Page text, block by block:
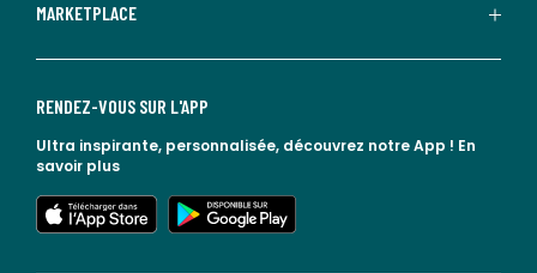
MARKETPLACE
RENDEZ-VOUS SUR L'APP
Ultra inspirante, personnalisée, découvrez notre App ! En
savoir plus
lien vers l'app store
lien vers google play